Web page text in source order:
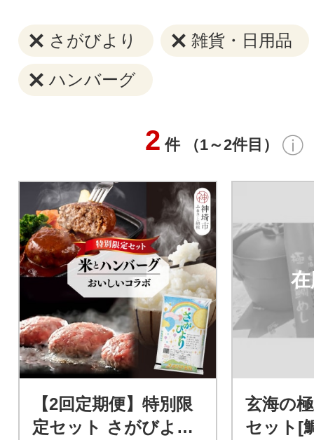
さがびより 雑貨・日用品
ハンバーグ
2 件 （1～2件目）
【2回定期便】特別限
定セット さがびより
玄海の
セット[